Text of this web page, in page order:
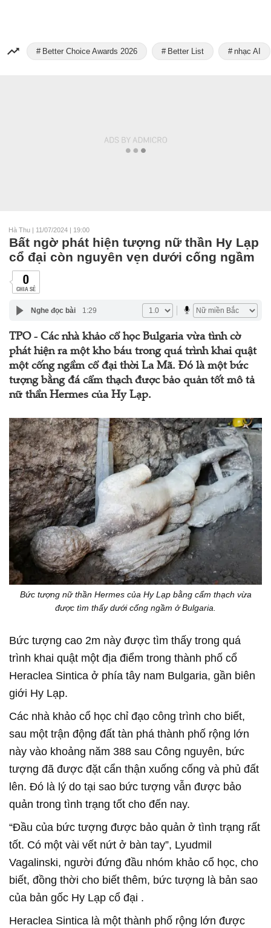
Better Choice Awards 2026 Better List nhạc AI
Hà Thu | 11/07/2024 | 19:00
Bất ngờ phát hiện tượng nữ thần Hy Lạp
cổ đại còn nguyên vẹn dưới cống ngầm
0
CHIA SẺ
Nghe đọc bài 1:29
TPO - Các nhà khảo cổ học Bulgaria vừa tình cờ
phát hiện ra một kho báu trong quá trình khai quật
một cống ngầm cổ đại thời La Mã. Đó là một bức
tượng bằng đá cẩm thạch được bảo quản tốt mô tả
nữ thần Hermes của Hy Lạp.
Bức tượng nữ thần Hermes của Hy Lạp bằng cẩm thạch vừa
được tìm thấy dưới cống ngầm ở Bulgaria.
Bức tượng cao 2m này được tìm thấy trong quá
trình khai quật một địa điểm trong thành phố cổ
Heraclea Sintica ở phía tây nam Bulgaria, gần biên
giới Hy Lạp.
Các nhà khảo cổ học chỉ đạo công trình cho biết,
sau một trận động đất tàn phá thành phố rộng lớn
này vào khoảng năm 388 sau Công nguyên, bức
tượng đã được đặt cẩn thận xuống cống và phủ đất
lên. Đó là lý do tại sao bức tượng vẫn được bảo
quản trong tình trạng tốt cho đến nay.
“Đầu của bức tượng được bảo quản ở tình trạng rất
tốt. Có một vài vết nứt ở bàn tay”, Lyudmil
Vagalinski, người đứng đầu nhóm khảo cổ học, cho
biết, đồng thời cho biết thêm, bức tượng là bản sao
của bản gốc Hy Lạp cổ đại .
Heraclea Sintica là một thành phố rộng lớn được